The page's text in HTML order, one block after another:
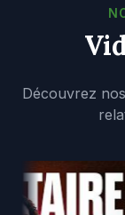
Découvrez